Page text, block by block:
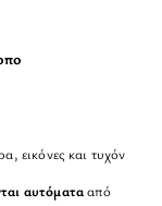
εικόνες και τυχόν
αυτόματααπό